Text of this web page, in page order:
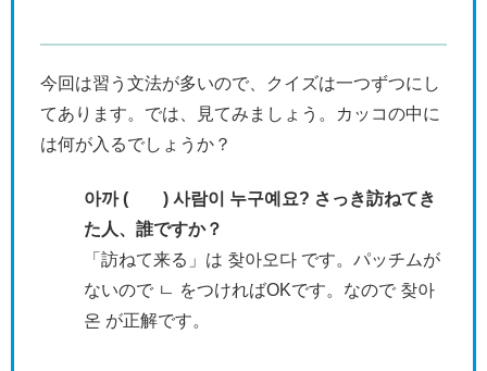
今回は習う文法が多いので、クイズは一つずつにし
てあります。では、見てみましょう。カッコの中に
は何が入るでしょうか？
아까 ( ) 사람이 누구예요? さっき訪ねてき
た人、誰ですか？
「訪ねて来る」は 찾아오다 です。パッチムが
ないので ㄴ をつければOKです。なので 찾아
온 が正解です。